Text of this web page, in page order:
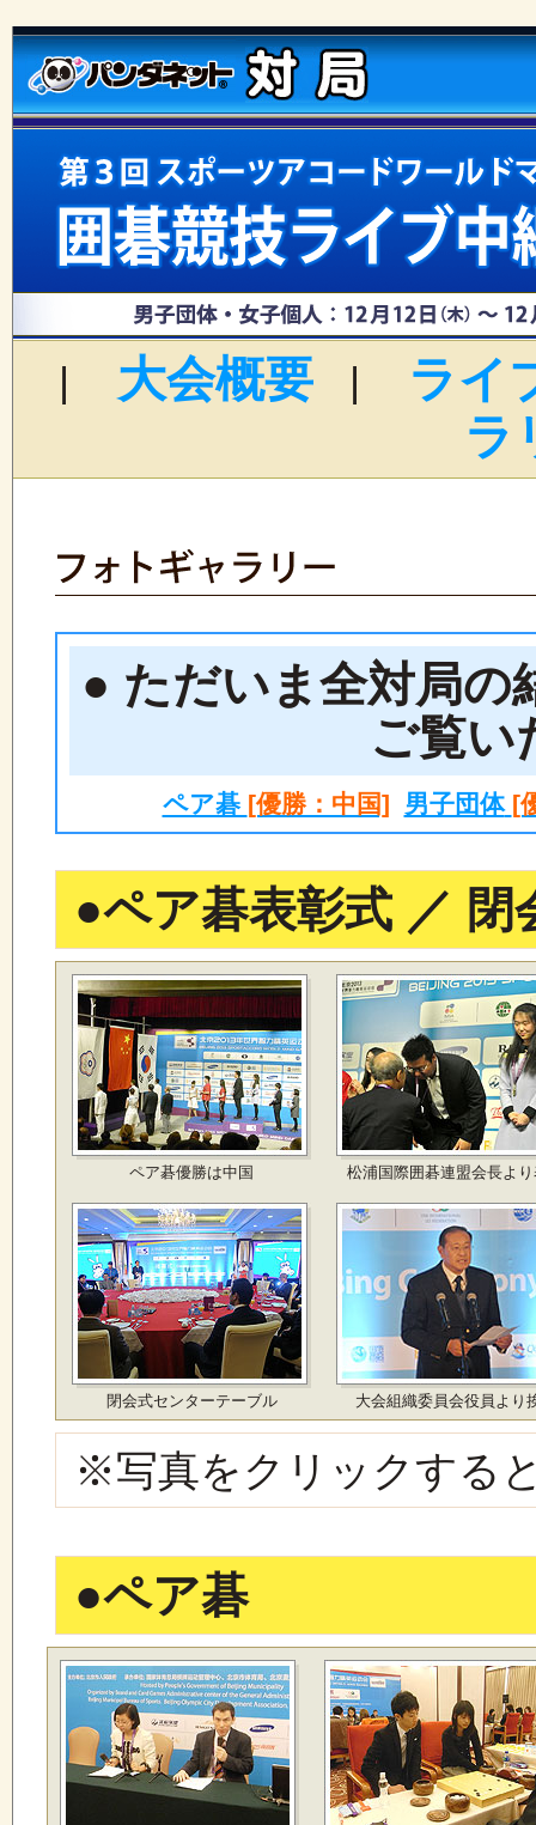
| 大会概要 |
ライ
ラ
● ただいま全対局の
ご覧い
ペア碁 [優勝：中国] 男子団体 [
●ペア碁表彰式 ／ 閉
ペア碁優勝は中国 松浦国際囲碁連盟会長よ
閉会式センターテーブル 大会組織委員会役員より
※写真をクリックする
●ペア碁